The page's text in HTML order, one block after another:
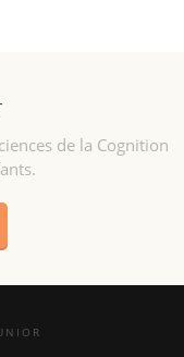
de la Cognition